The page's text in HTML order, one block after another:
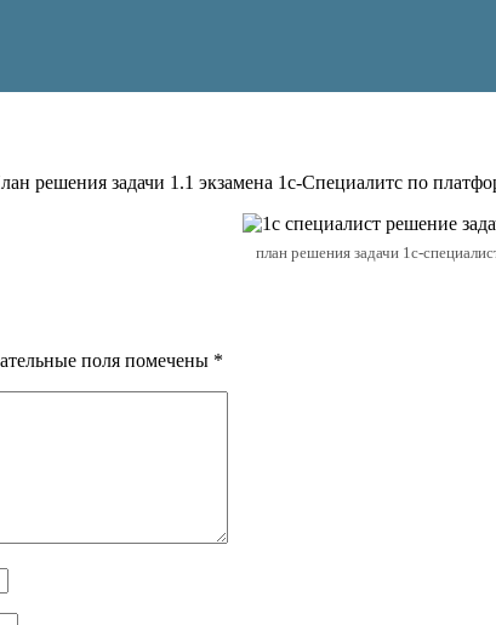
решения задачи 1.1 экзамена 1с-Специалитс по
план решения задачи 1с-
поля помечены *